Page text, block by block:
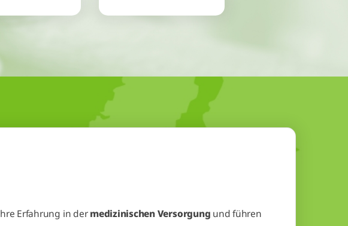
Erfahrung in dermedizinischen Versorgung und führen